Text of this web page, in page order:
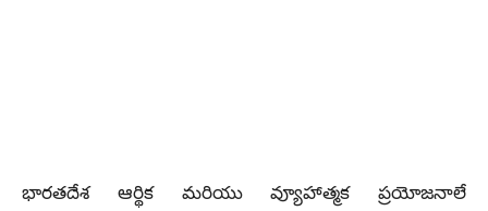
భారతదేశ ఆర్థిక మరియు వ్యూహాత్మక ప్రయోజనాలే